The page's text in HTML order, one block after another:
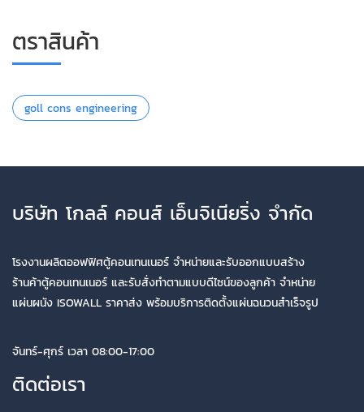
ตราสินค้า
goll cons engineering
บริษัท โกลล์ คอนส์ เอ็นจิเนียริ่ง จำกัด
โรงงานผลิตออฟฟิศตู้คอนเทนเนอร์ จำหน่ายและรับออกแบบสร้าง
ร้านค้าตู้คอนเทนเนอร์ และรับสั่งทำตามแบบดีไซน์ของลูกค้า จำหน่าย
แผ่นผนัง ISOWALL ราคาส่ง พร้อมบริการติดตั้งแผ่นฉนวนสำเร็จรูป
จันทร์-ศุกร์ เวลา 08:00-17:00
ติดต่อเรา